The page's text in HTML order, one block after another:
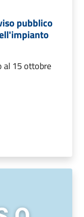
pubblico
al 15 ottobre